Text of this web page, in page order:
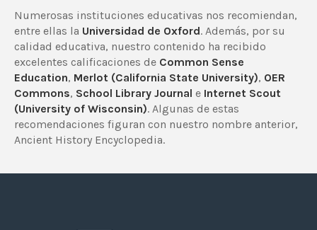
Numerosas instituciones educativas nos recomiendan,
entre ellas la Universidad de Oxford. Además, por su
calidad educativa, nuestro contenido ha recibido
excelentes calificaciones de Common Sense
Education, Merlot (California State University), OER
Commons, School Library Journal e Internet Scout
(University of Wisconsin). Algunas de estas
recomendaciones figuran con nuestro nombre anterior,
Ancient History Encyclopedia.